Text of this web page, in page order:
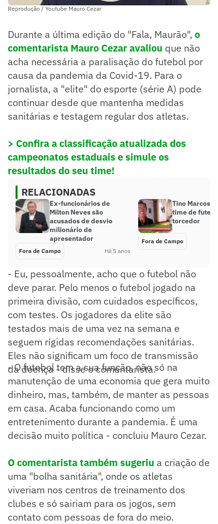
Reprodução / Youtube Mauro Cezar
Durante a última edição do "Fala, Maurão", o
comentarista Mauro Cezar avaliou que não
acha necessária a paralisação do futebol por
causa da pandemia da Covid-19. Para o
jornalista, a "elite" do esporte (série A) pode
continuar desde que mantenha medidas
sanitárias e testagem regular dos atletas.
> Confira a classificação atualizada dos
campeonatos estaduais e simule os
resultados do seu time!
RELACIONADAS
Ex-funcionários de
Milton Neves são
acusados de desvio
milionário de
apresentador
Fora de Campo Há 5 anos
Tino Marcos
time de
torcedor
Fora de Campo
- Eu, pessoalmente, acho que o futebol não
deve parar. Pelo menos o futebol jogado na
primeira divisão, com cuidados específicos,
com testes. Os jogadores da elite são
testados mais de uma vez na semana e
seguem rígidas recomendações sanitárias.
Eles não significam um foco de transmissão
da doença - disse o comentarista.
- O futebol tem a sua função, não só na
manutenção de uma economia que gera muito
dinheiro, mas, também, de manter as pessoas
em casa. Acaba funcionando como um
entretenimento durante a pandemia. É uma
decisão muito política - concluiu Mauro Cezar.
O comentarista também sugeriu a criação de
uma "bolha sanitária", onde os atletas
viveriam nos centros de treinamento dos
clubes e só sairiam para os jogos, sem
contato com pessoas de fora do meio.